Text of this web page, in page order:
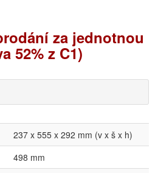
za jednotnou
52% z C1)
237 x 555 x 292 mm (v x š x h)
498 mm